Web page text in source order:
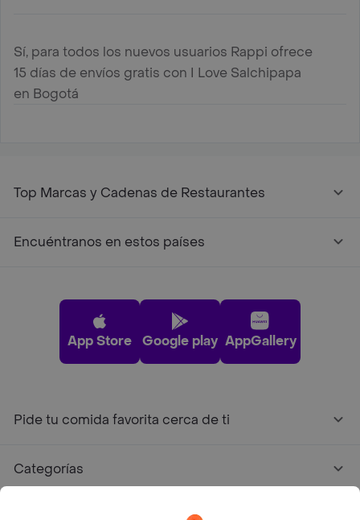
Sí, para todos los nuevos usuarios Rappi ofrece
15 días de envíos gratis con I Love Salchipapa
en Bogotá
Top Marcas y Cadenas de Restaurantes
Encuéntranos en estos países
App Store Google play AppGallery
Pide tu comida favorita cerca de ti
Categorías